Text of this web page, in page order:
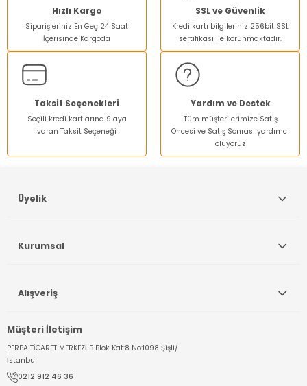
Hızlı Kargo
Siparişleriniz En Geç 24 Saat
İçerisinde Kargoda
SSL ve Güvenlik
Kredi kartı bilgileriniz 256bit SSL
sertifikası ile korunmaktadır.
Taksit Seçenekleri
Seçili kredi kartlarına 9 aya
varan Taksit Seçeneği
Yardım ve Destek
Tüm müşterilerimize Satış
Öncesi ve Satış Sonrası yardımcı
oluyoruz
Müşteri İletişim
PERPA TİCARET MERKEZİ B Blok Kat:8 No:1098 Şişli/
İstanbul
0212 912 46 36
Üyelik
Kurumsal
Alışveriş